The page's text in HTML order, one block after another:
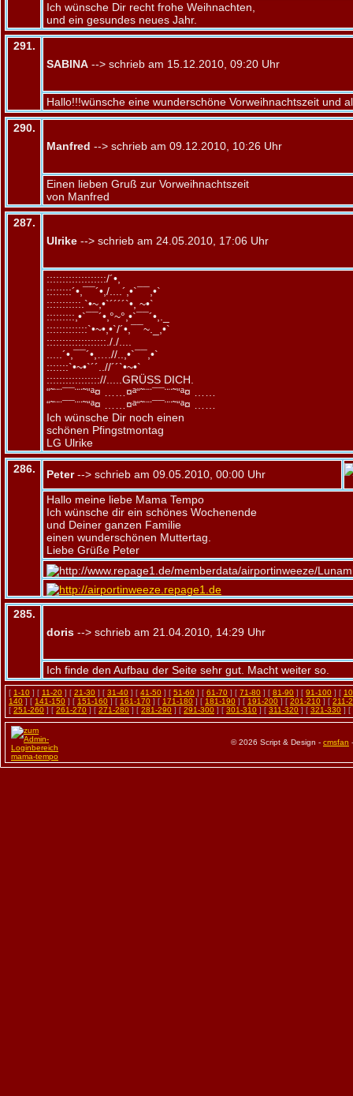
Ich wünsche Dir recht frohe Weihnachten,
und ein gesundes neues Jahr.
291.
SABINA --> schrieb am 15.12.2010, 09:20 Uhr
Hallo!!!wünsche eine wunderschöne Vorweihnachtszeit und
290.
Manfred --> schrieb am 09.12.2010, 10:26 Uhr
Einen lieben Gruß zur Vorweihnachtszeit
von Manfred
287.
Ulrike --> schrieb am 24.05.2010, 17:06 Uhr
:::::::::::::::::::/´•,
::::::::´•,¯¯´•,/....´,•`¯¯,•`
:::::::::::.`•~,•`´´´´`•, ~•`
:::::::::,•`¯¯´•,°~°,•`¯¯´•,._
:::::::::::::`•~•,•`/´•,¯¯~._,•`
:::::::::::::::::::././....
.....´•,¯¯´•,….//..,•`¯¯,•`
:::::::`•~•`´´..//´´`•~•`
::::::::::::::::://.....GRÜSS DICH.
“˜¨¨¯¯¨¨˜“ª¤ ……¤ª“˜¨¨¯¯¨¨˜“ª¤ ……
“˜¨¨¯¯¨¨˜“ª¤ ……¤ª“˜¨¨¯¯¨¨˜“ª¤ ……
Ich wünsche Dir noch einen
schönen Pfingstmontag
LG Ulrike
286. Peter--> schrieb am 09.05.2010, 00:00 Uhr
Hallo meine liebe Mama Tempo
Ich wünsche dir ein schönes Wochenende
und Deiner ganzen Familie
einen wunderschönen Muttertag.
Liebe Grüße Peter
285.
doris --> schrieb am 21.04.2010, 14:29 Uhr
Ich finde den Aufbau der Seite sehr gut. Macht weiter so.
[ 1-10 ] [ 11-20 ] [ 21-30 ] [ 31-40 ] [ 41-50 ] [ 51-60 ] [ 61-70 ] [ 71-80 ] [ 81-90 ] [ 91-100 ] [
140 ] [ 141-150 ] [ 151-160 ] [ 161-170 ] [ 171-180 ] [ 181-190 ] [ 191-200 ] [ 201-210 ] [ 211-
[ 251-260 ] [ 261-270 ] [ 271-280 ] [ 281-290 ] [ 291-300 ] [ 301-310 ] [ 311-320 ] [ 321-330 ] [
© 2026 Script & Design - cmsfan